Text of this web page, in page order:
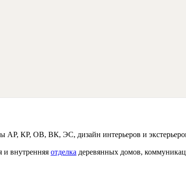
АР, КР, ОВ, ВК, ЭС, дизайн интерьеров и
и внутренняя отделка деревянных домов,